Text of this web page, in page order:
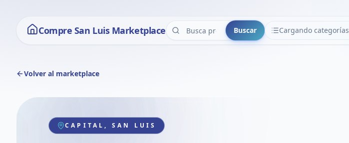
Compre San Luis Marketplace Buscar Cargando categorías
CATEGORÍAS
Volver al marketplace
CAPITAL, SAN LUIS